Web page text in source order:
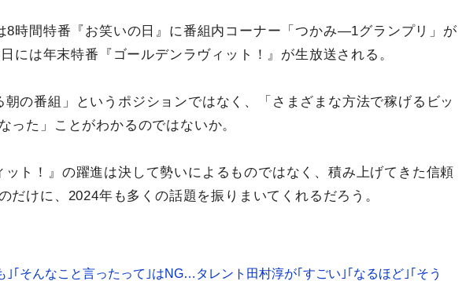
8時間特番『お笑いの日』に番組内コーナー「つかみ―1グランプリ」が
には年末特番『ゴールデンラヴィット！』が生放送される。
朝の番組」というポジションではなく、「さまざまな方法で稼げるビッ
った」ことがわかるのではないか。
ット！』の躍進は決して勢いによるものではなく、積み上げてきた信頼
だけに、2024年も多くの話題を振りまいてくれるだろう。
｣｢そんなこと言ったって｣はNG…タレント田村淳が｢すごい｣｢なるほど｣｢そう